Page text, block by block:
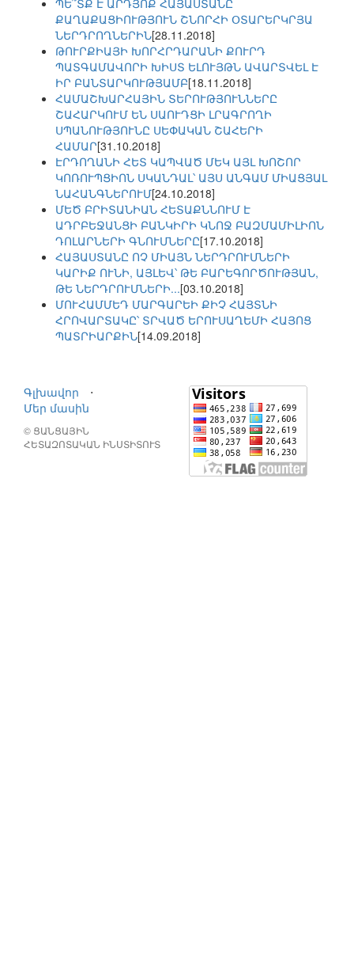
ՊԵ՞ՏՔ Է ԱՐԴՅՈՔ ՀԱՅԱՍՏԱՆԸ
ՔԱՂԱՔԱՑԻՈՒԹՅՈՒՆ ՇՆՈՐՀԻ ՕՏԱՐԵՐԿՐՅԱ
ՆԵՐԴՐՈՂՆԵՐԻՆ[28.11.2018]
ԹՈՒՐՔԻԱՅԻ ԽՈՐՀՐԴԱՐԱՆԻ ՔՈՒՐԴ
ՊԱՏԳԱՄԱՎՈՐԻ ԽԻՍՏ ԵԼՈՒՅԹՆ ԱՎԱՐՏՎԵԼ Է
ԻՐ ԲԱՆՏԱՐԿՈՒԹՅԱՄԲ[18.11.2018]
ՀԱՄԱՇԽԱՐՀԱՅԻՆ ՏԵՐՈՒԹՅՈՒՆՆԵՐԸ
ՇԱՀԱՐԿՈՒՄ ԵՆ ՍԱՈՒԴՑԻ ԼՐԱԳՐՈՂԻ
ՍՊԱՆՈՒԹՅՈՒՆԸ ՍԵՓԱԿԱՆ ՇԱՀԵՐԻ
ՀԱՄԱՐ[31.10.2018]
ԷՐԴՈՂԱՆԻ ՀԵՏ ԿԱՊՎԱԾ ՄԵԿ ԱՅԼ ԽՈՇՈՐ
ԿՈՌՈՒՊՑԻՈՆ ՍԿԱՆԴԱԼ՝ ԱՅՍ ԱՆԳԱՄ ՄԻԱՑՅԱԼ
ՆԱՀԱՆԳՆԵՐՈՒՄ[24.10.2018]
ՄԵԾ ԲՐԻՏԱՆԻԱՆ ՀԵՏԱՔՆՆՈՒՄ Է
ԱԴՐԲԵՋԱՆՑԻ ԲԱՆԿԻՐԻ ԿՆՈՋ ԲԱԶՄԱՄԻԼԻՈՆ
ԴՈԼԱՐՆԵՐԻ ԳՆՈՒՄՆԵՐԸ[17.10.2018]
ՀԱՅԱՍՏԱՆԸ ՈՉ ՄԻԱՅՆ ՆԵՐԴՐՈՒՄՆԵՐԻ
ԿԱՐԻՔ ՈՒՆԻ, ԱՅԼԵՎ՝ ԹԵ ԲԱՐԵԳՈՐԾՈՒԹՅԱՆ,
ԹԵ ՆԵՐԴՐՈՒՄՆԵՐԻ...[03.10.2018]
ՄՈՒՀԱՄՄԵԴ ՄԱՐԳԱՐԵԻ ՔԻՉ ՀԱՅՏՆԻ
ՀՐՈՎԱՐՏԱԿԸ՝ ՏՐՎԱԾ ԵՐՈՒՍԱՂԵՄԻ ՀԱՅՈՑ
ՊԱՏՐԻԱՐՔԻՆ[14.09.2018]
Գլխավոր
⋅
Մեր մասին
© ՑԱՆՑԱՅԻՆ
ՀԵՏԱԶՈՏԱԿԱՆ ԻՆՍՏԻՏՈՒՏ